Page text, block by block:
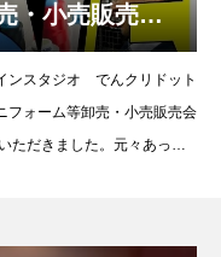
・小売販売会
ーアル制作さ
ンスタジオ でんクリドット
フォーム等卸売・小売販売会
ただきました。元々あった